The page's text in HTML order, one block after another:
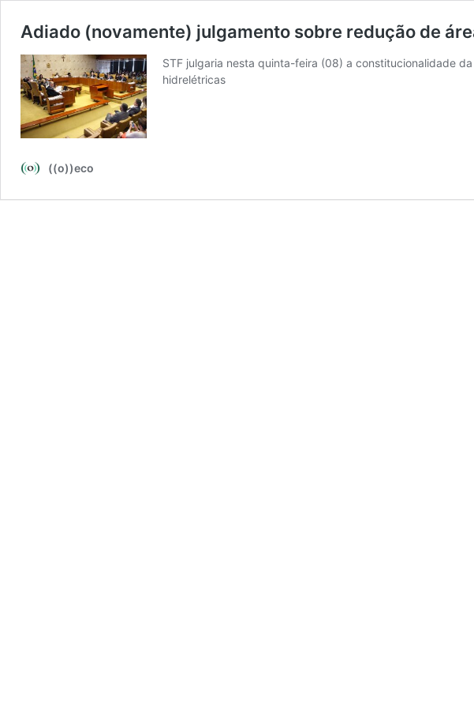
Adiado (novamente) julgamento sobre redução de
STF julgaria nesta quinta-feira (08) a constitucionalidade
hidrelétricas
((o))eco